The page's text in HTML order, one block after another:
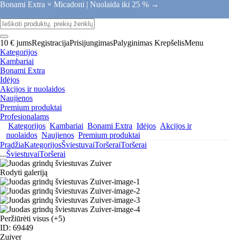
Bonami Extra × Micadoni | Nuolaida iki 25 % →
10 € jumsRegistracijaPrisijungimasPalyginimas KrepšelisMenu
Kategorijos
Kambariai
Bonami Extra
Idėjos
Akcijos ir nuolaidos
Naujienos
Premium produktai
Profesionalams
Kategorijos Kambariai Bonami Extra Idėjos Akcijos ir
nuolaidos Naujienos Premium produktai
PradžiaKategorijosŠviestuvaiToršeraiToršerai
...ŠviestuvaiToršerai
Rodyti galeriją
Peržiūrėti visus (+5)
ID: 69449
Zuiver